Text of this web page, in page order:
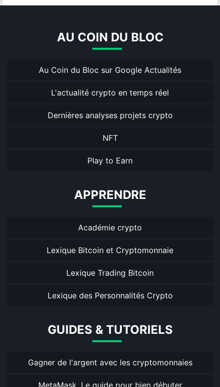
AU COIN DU BLOC
Au Coin du Bloc sur Google Actualités
L'actualité crypto en temps réel
Dernières analyses projets crypto
NFT
Play to Earn
APPRENDRE
Académie crypto
Lexique Bitcoin et Cryptomonnaie
Lexique Trading Bitcoin
Lexique des Personnalités Crypto
GUIDES & TUTORIELS
Gagner de l'argent avec les cryptomonnaies